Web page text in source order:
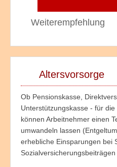
Weiterempfehlung
Altersvorsorge
Ob Pensionskasse,
Unterstützungskasse - für
können Arbeitnehmer einen
umwandeln lassen
erhebliche Einsparungen bei
Sozialversicherungsbeiträgen